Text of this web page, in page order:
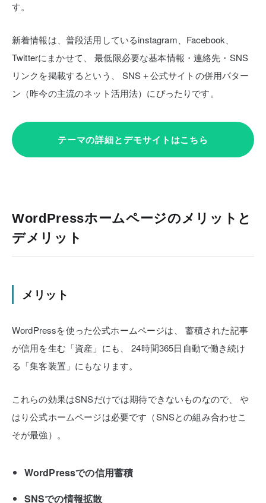
す。
新着情報は、普段活用しているinstagram、Facebook、
Twitterにまかせて、
最低限必要な基本情報・連絡先・SNS
リンクを掲載するという、
SNS＋公式サイトの併用パター
ン（昨今の主流のネット活用法）にぴったりです。
テーマの詳細とデモサイトはこちら
WordPressホームページのメリットと
デメリット
メリット
WordPressを使った公式ホームページは、
蓄積された記事
が信用を生む「資産」にも、
24時間365日自動で働き続け
る「集客装置」にもなります。
これらの効果はSNSだけでは期待できないものなので、
や
はり公式ホームページは必要です（SNSとの組み合わせこ
そが最強）。
WordPressでの信用蓄積
SNSでの情報拡散